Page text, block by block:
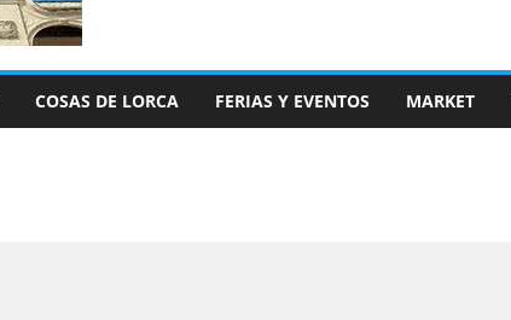
COSAS DE LORCA FERIAS Y EVENTOS MARKET